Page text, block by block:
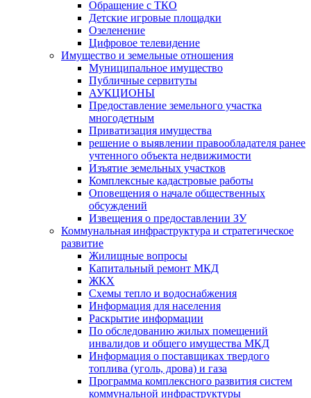
Обращение с ТКО
Детские игровые площадки
Озеленение
Цифровое телевидение
Имущество и земельные отношения
Муниципальное имущество
Публичные сервитуты
АУКЦИОНЫ
Предоставление земельного участка
многодетным
Приватизация имущества
решение о выявлении правообладателя ранее
учтенного объекта недвижимости
Изъятие земельных участков
Комплексные кадастровые работы
Оповещения о начале общественных
обсуждений
Извещения о предоставлении ЗУ
Коммунальная инфраструктура и стратегическое
развитие
Жилищные вопросы
Капитальный ремонт МКД
ЖКХ
Схемы тепло и водоснабжения
Информация для населения
Раскрытие информации
По обследованию жилых помещений
инвалидов и общего имущества МКД
Информация о поставщиках твердого
топлива (уголь, дрова) и газа
Программа комплексного развития систем
коммунальной инфраструктуры